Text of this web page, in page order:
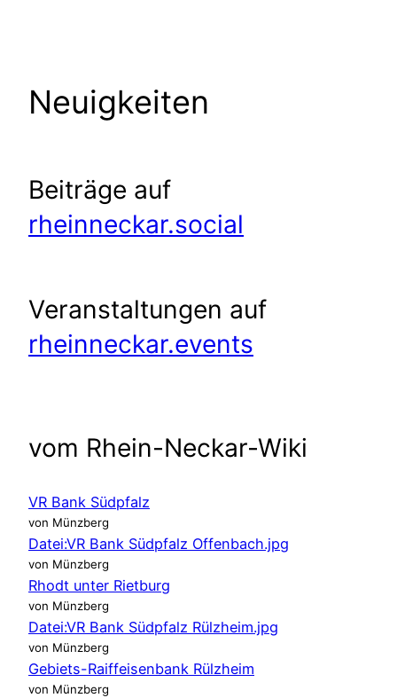
Neuigkeiten
Beiträge auf
rheinneckar.social
Veranstaltungen auf
rheinneckar.events
vom Rhein-Neckar-Wiki
VR Bank Südpfalz
von Münzberg
Datei:VR Bank Südpfalz Offenbach.jpg
von Münzberg
Rhodt unter Rietburg
von Münzberg
Datei:VR Bank Südpfalz Rülzheim.jpg
von Münzberg
Gebiets-Raiffeisenbank Rülzheim
von Münzberg